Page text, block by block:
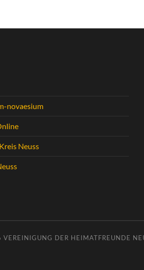
novaesium
Neuss
VEREINIGUNG DER HEIMATFREUNDE